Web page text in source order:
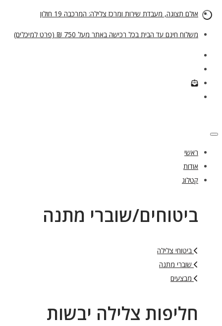
אולם תצוגה, מעבדת שירות ומרכז צלילה: המרכבה 19 חולון
משלוח חינם עד הבית בכל רכישה באתר מעל 750 ₪ (פרט למיכלים)
ראשי
אודות
קטלוג
ביטוחים/שוברי מתנה
ביטוחי צלילה
שוברי מתנה
מבצעים
חליפות צלילה יבשות